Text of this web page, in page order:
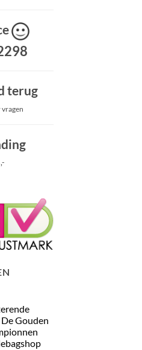
terug
vragen
Gouden